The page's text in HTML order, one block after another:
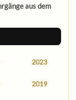
aus dem
2023
2019